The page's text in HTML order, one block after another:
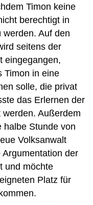
Timon keine
berechtigt in
Auf den
seitens der
eingegangen,
Timon in eine
solle, die privat
das Erlernen der
Außerdem
halbe Stunde von
Volksanwalt
der
und möchte
Platz für